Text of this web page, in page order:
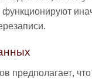
функционируют
предполагает,